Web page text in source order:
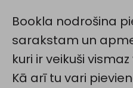
Bookla nodrošina
sarakstam un
kuri ir veikuši
Kā arī tu vari